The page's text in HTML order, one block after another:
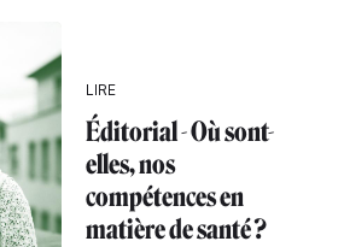
LIRE
Éditorial - Où sont-
elles, nos
compétences en
matière de santé ?